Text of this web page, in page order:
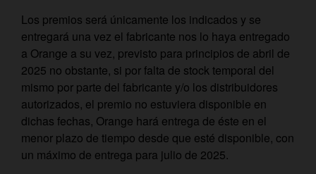
Los premios será únicamente los indicados y se
entregará una vez el fabricante nos lo haya entregado
a Orange a su vez, previsto para principios de abril de
2025 no obstante, si por falta de stock temporal del
mismo por parte del fabricante y/o los distribuidores
autorizados, el premio no estuviera disponible en
dichas fechas, Orange hará entrega de éste en el
menor plazo de tiempo desde que esté disponible, con
un máximo de entrega para julio de 2025.